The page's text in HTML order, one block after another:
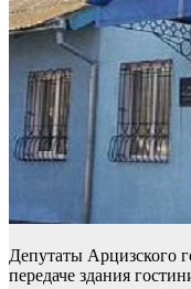
Депутаты Арцизского
передаче здания